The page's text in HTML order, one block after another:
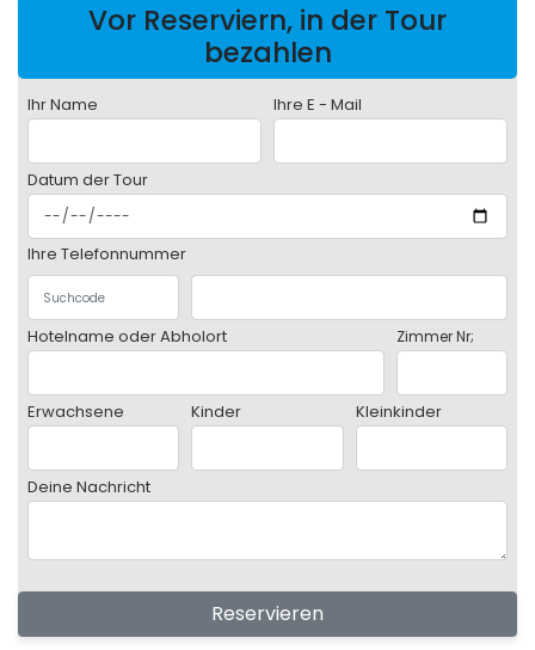
Vor Reserviern, in der Tour
bezahlen
Ihr Name Ihre E - Mail
Datum der Tour
Ihre Telefonnummer
Hotelname oder Abholort Zimmer Nr;
Erwachsene Kinder Kleinkinder
Deine Nachricht
Reservieren